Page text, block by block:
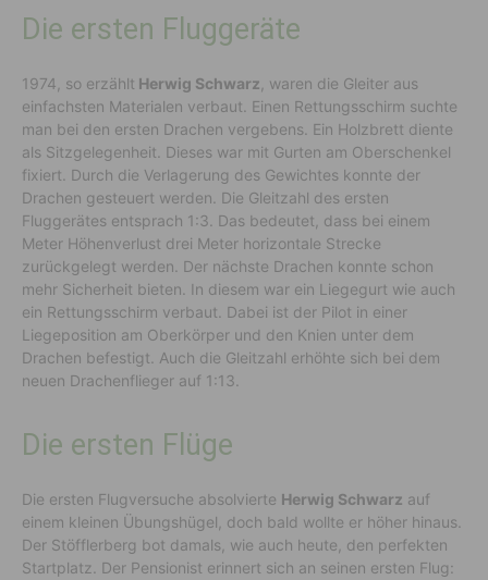
Die ersten Fluggeräte
1974, so erzählt Herwig Schwarz , waren die Gleiter aus
einfachsten Materialen verbaut. Einen Rettungsschirm suchte
man bei den ersten Drachen vergebens. Ein Holzbrett diente
als Sitzgelegenheit. Dieses war mit Gurten am Oberschenkel
fixiert. Durch die Verlagerung des Gewichtes konnte der
Drachen gesteuert werden. Die Gleitzahl des ersten
Fluggerätes entsprach 1:3. Das bedeutet, dass bei einem
Meter Höhenverlust drei Meter horizontale Strecke
zurückgelegt werden. Der nächste Drachen konnte schon
mehr Sicherheit bieten. In diesem war ein Liegegurt wie auch
ein Rettungsschirm verbaut. Dabei ist der Pilot in einer
Liegeposition am Oberkörper und den Knien unter dem
Drachen befestigt. Auch die Gleitzahl erhöhte sich bei dem
neuen Drachenflieger auf 1:13.
Die ersten Flüge
Die ersten Flugversuche absolvierte Herwig Schwarz auf
einem kleinen Übungshügel, doch bald wollte er höher hinaus.
Der Stöfflerberg bot damals, wie auch heute, den perfekten
Startplatz. Der Pensionist erinnert sich an seinen ersten Flug: